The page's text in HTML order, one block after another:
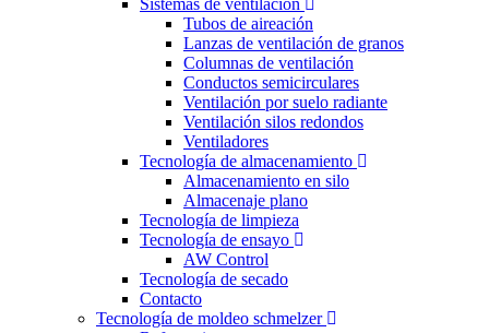
Sistemas de ventilación
Tubos de aireación
Lanzas de ventilación de granos
Columnas de ventilación
Conductos semicirculares
Ventilación por suelo radiante
Ventilación silos redondos
Ventiladores
Tecnología de almacenamiento
Almacenamiento en silo
Almacenaje plano
Tecnología de limpieza
Tecnología de ensayo
AW Control
Tecnología de secado
Contacto
Tecnología de moldeo schmelzer